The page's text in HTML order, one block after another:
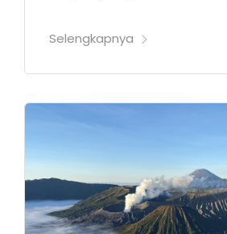
Selengkapnya